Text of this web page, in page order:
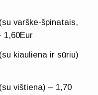
varške-špinatais,
1,60Eur
kiauliena ir sūriu)
vištiena) – 1,70